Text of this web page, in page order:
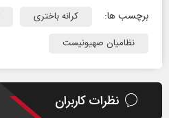
برچسب ها: کرانه باختری
نظامیان صهیونیست
نظرات کاربران